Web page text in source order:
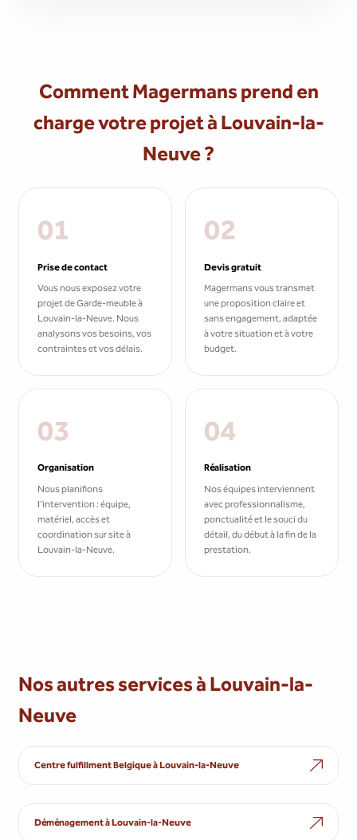
Comment Magermans prend en
charge votre projet à Louvain-la-
Neuve ?
01
Prise de contact
Vous nous exposez votre
projet de Garde-meuble à
Louvain-la-Neuve. Nous
analysons vos besoins, vos
contraintes et vos délais.
02
Devis gratuit
Magermans vous transmet
une proposition claire et
sans engagement, adaptée
à votre situation et à votre
budget.
03
Organisation
Nous planifions
l'intervention : équipe,
matériel, accès et
coordination sur site à
Louvain-la-Neuve.
04
Réalisation
Nos équipes interviennent
avec professionnalisme,
ponctualité et le souci du
détail, du début à la fin de la
prestation.
Nos autres services à Louvain-la-
Neuve
Centre fulfillment Belgique à Louvain-la-Neuve
Déménagement à Louvain-la-Neuve